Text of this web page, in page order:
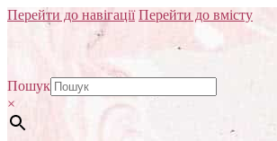
Перейти до навігації Перейти до вмісту
Пошук
×